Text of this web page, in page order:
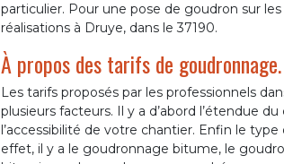
particulier. Pour une pose de goudron sur
réalisations à Druye, dans le 37190.
À propos des tarifs de goudronnage.
Les tarifs proposés par les professionnels
plusieurs facteurs. Il y a d’abord l’étendue
l’accessibilité de votre chantier. Enfin le
effet, il y a le goudronnage bitume, le